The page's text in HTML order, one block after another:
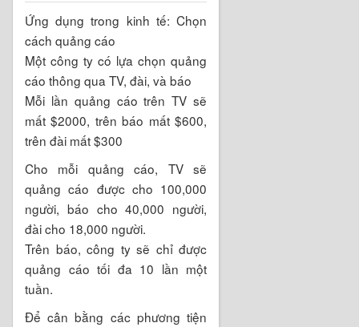
Ứng dụng trong kinh tế: Chọn
cách quảng cáo
Một công ty có lựa chọn quảng
cáo thông qua TV, đài, và báo
Mỗi lần quảng cáo trên TV sẽ
mất$2000, trên báo mất$600,
trên đài mất$300
Cho mỗi quảng cáo, TV sẽ
quảng cáo được cho 100,000
người, báo cho 40,000 người,
đài cho 18,000 người.
Trên báo, công ty sẽ chỉ được
quảng cáo tối đa 10 lần một
tuần.
Để cân bằng các phương tiện